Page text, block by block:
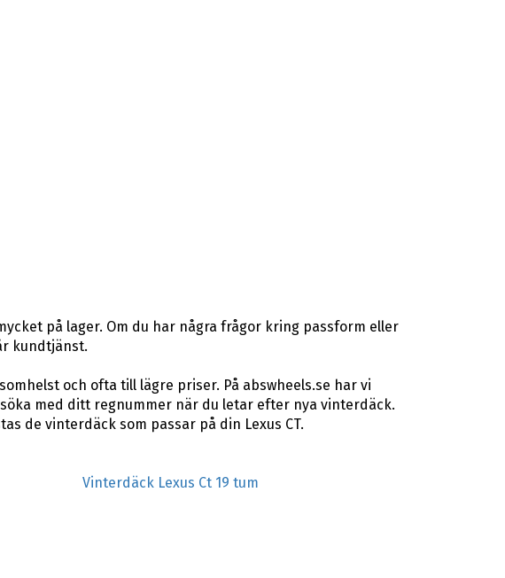
på lager. Om du har några frågor kring passform eller
kundtjänst.
och ofta till lägre priser. På abswheels.se har vi
med ditt regnummer när du letar efter nya vinterdäck.
de vinterdäck som passar på din Lexus CT.
Vinterdäck Lexus Ct 19 tum